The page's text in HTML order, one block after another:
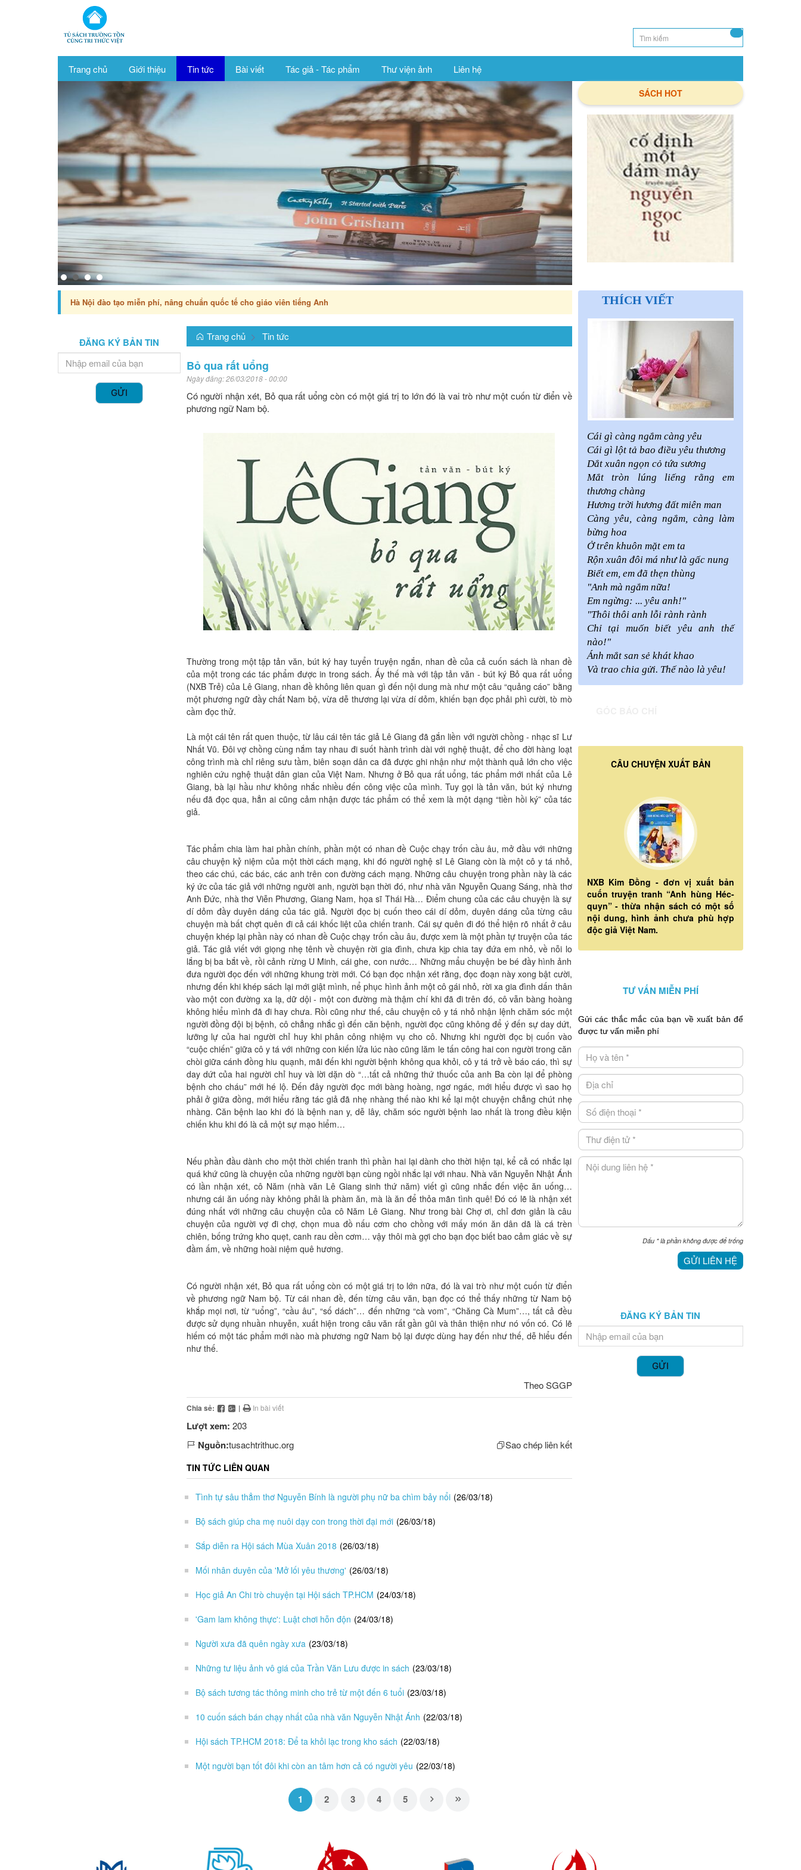
Trang chủ Giới thiệu Tin tức Bài viết Tác giả - Tác phẩm Thư viện ảnh Liên hệ
SÁCH HOT
Hà Nội đào tạo miễn phí, nâng chuẩn quốc tế cho giáo viên tiếng Anh Cân nhắc lùi thời gian tựu trường sát ngày khai giảng 5-
Trang chủ Tin tức
Bỏ qua rất uổng
Ngày đăng:26/03/2018 - 00:00
Có người nhận xét, Bỏ qua rất uổng còn có một giá trị to lớn đó là vai trò như một cuốn từ điển về
phương ngữ Nam bộ.
Thường trong một tập tản văn, bút ký hay tuyển truyện ngắn, nhan đề của cả cuốn sách là nhan đề
của một trong các tác phẩm được in trong sách. Ấy thế mà với tập tản văn - bút ký Bỏ qua rất uổng
(NXB Trẻ) của Lê Giang, nhan đề không liên quan gì đến nội dung mà như một câu “quảng cáo” bằng
một phương ngữ đầy chất Nam bộ, vừa dễ thương lại vừa dí dỏm, khiến bạn đọc phải phì cười, tò mò
cầm đọc thử.
Là một cái tên rất quen thuộc, từ lâu cái tên tác giả Lê Giang đã gắn liền với người chồng - nhạc sĩ Lư
Nhất Vũ. Đôi vợ chồng cùng nắm tay nhau đi suốt hành trình dài với nghệ thuật, để cho đời hàng loạt
công trình mà chỉ riêng sưu tầm, biên soạn dân ca đã được ghi nhận như một thành quả lớn cho việc
nghiên cứu nghệ thuật dân gian của Việt Nam. Nhưng ở Bỏ qua rất uổng, tác phẩm mới nhất của Lê
Giang, bà lại hầu như không nhắc nhiều đến công việc của mình. Tuy gọi là tản văn, bút ký nhưng
nếu đã đọc qua, hẳn ai cũng cảm nhận được tác phẩm có thể xem là một dạng “tiền hồi ký” của tác
giả.
Tác phẩm chia làm hai phần chính, phần một có nhan đề Cuộc chạy trốn cầu âu, mở đầu với những
câu chuyện kỷ niệm của một thời cách mạng, khi đó người nghệ sĩ Lê Giang còn là một cô y tá nhỏ,
theo các chú, các bác, các anh trên con đường cách mạng. Những câu chuyện trong phần này là các
ký ức của tác giả với những người anh, người bạn thời đó, như nhà văn Nguyễn Quang Sáng, nhà thơ
Anh Đức, nhà thơ Viễn Phương, Giang Nam, họa sĩ Thái Hà… Điểm chung của các câu chuyện là sự
dí dỏm đầy duyên dáng của tác giả. Người đọc bị cuốn theo cái dí dỏm, duyên dáng của từng câu
chuyện mà bất chợt quên đi cả cái khốc liệt của chiến tranh. Cái sự quên đi đó thể hiện rõ nhất ở câu
chuyện khép lại phần này có nhan đề Cuộc chạy trốn cầu âu, được xem là một phần tự truyện của tác
giả. Tác giả viết với giọng nhẹ tênh về chuyện rời gia đình, chưa kịp chia tay đứa em nhỏ, về nỗi lo
lắng bị ba bắt về, rồi cảnh rừng U Minh, cái ghe, con nước… Những mẩu chuyện be bé đầy hình ảnh
đưa người đọc đến với những khung trời mới. Có bạn đọc nhận xét rằng, đọc đoạn này xong bật cười,
nhưng đến khi khép sách lại mới giật mình, nể phục hình ảnh một cô gái nhỏ, rời xa gia đình dấn thân
vào một con đường xa lạ, dữ dội - một con đường mà thậm chí khi đã đi trên đó, cô vẫn bàng hoàng
không hiểu mình đã đi hay chưa. Rồi cũng như thế, câu chuyện cô y tá nhỏ nhận lệnh chăm sóc một
người đồng đội bị bệnh, cô chẳng nhắc gì đến căn bệnh, người đọc cũng không để ý đến sự day dứt,
lưỡng lự của hai người chỉ huy khi phân công nhiệm vụ cho cô. Nhưng khi người đọc bị cuốn vào
“cuộc chiến” giữa cô y tá với những con kiến lửa lúc nào cũng lăm le tấn công hai con người trong căn
chòi giữa cánh đồng hiu quạnh, mãi đến khi người bệnh không qua khỏi, cô y tá trở về báo cáo, thì sự
day dứt của hai người chỉ huy và lời dặn dò “…tất cả những thứ thuốc của anh Ba còn lại để phòng
bệnh cho cháu” mới hé lộ. Đến đây người đọc mới bàng hoàng, ngơ ngác, mới hiểu được vì sao họ
phải ở giữa đồng, mới hiểu rằng tác giả đã nhẹ nhàng thế nào khi kể lại một chuyện chẳng chút nhẹ
nhàng. Căn bệnh lao khi đó là bệnh nan y, dễ lây, chăm sóc người bệnh lao nhất là trong điều kiện
chiến khu khi đó là cả một sự mạo hiểm…
Nếu phần đầu dành cho một thời chiến tranh thì phần hai lại dành cho thời hiện tại, kể cả có nhắc lại
quá khứ cũng là chuyện của những người bạn cùng ngồi nhắc lại với nhau. Nhà văn Nguyễn Nhật Ánh
có lần nhận xét, cô Năm (nhà văn Lê Giang sinh thứ năm) viết gì cũng nhắc đến việc ăn uống…
nhưng cái ăn uống này không phải là phàm ăn, mà là ăn để thỏa mãn tình quê! Đó có lẽ là nhận xét
đúng nhất với những câu chuyện của cô Năm Lê Giang. Như trong bài Chợ ơi, chỉ đơn giản là câu
chuyện của người vợ đi chợ, chọn mua đồ nấu cơm cho chồng với mấy món ăn dân dã là cá trèn
chiên, bống trứng kho quẹt, canh rau dền cơm… vậy thôi mà gợi cho bạn đọc biết bao cảm giác về sự
đầm ấm, về những hoài niệm quê hương.
Có người nhận xét, Bỏ qua rất uổng còn có một giá trị to lớn nữa, đó là vai trò như một cuốn từ điển
về phương ngữ Nam bộ. Từ cái nhan đề, đến từng câu văn, bạn đọc có thể thấy những từ Nam bộ
khắp mọi nơi, từ “uổng”, “cầu âu”, “số dách”… đến những “cà vom”, “Chăng Cà Mum”…, tất cả đều
được sử dụng nhuần nhuyễn, xuất hiện trong câu văn rất gần gũi và thân thiện như nó vốn có. Có lẽ
hiếm có một tác phẩm mới nào mà phương ngữ Nam bộ lại được dùng hay đến như thế, dễ hiểu đến
như thế.
Theo SGGP
Chia sẻ: | In bài viết
Lượt xem: 203
Nguồn:tusachtrithuc.org Sao chép liên kết
TIN TỨC LIÊN QUAN
Tình tự sâu thẳm thơ Nguyễn Bính là người phụ nữ ba chìm bảy nổi (26/03/18)
Bộ sách giúp cha mẹ nuôi dạy con trong thời đại mới (26/03/18)
Sắp diễn ra Hội sách Mùa Xuân 2018 (26/03/18)
Mối nhân duyên của 'Mở lối yêu thương' (26/03/18)
Học giả An Chi trò chuyện tại Hội sách TP.HCM (24/03/18)
'Gam lam không thực': Luật chơi hỗn độn (24/03/18)
Người xưa đã quên ngày xưa (23/03/18)
Những tư liệu ảnh vô giá của Trần Văn Lưu được in sách (23/03/18)
Bộ sách tương tác thông minh cho trẻ từ một đến 6 tuổi (23/03/18)
10 cuốn sách bán chạy nhất của nhà văn Nguyễn Nhật Ánh (22/03/18)
Hội sách TP.HCM 2018: Để ta khỏi lạc trong kho sách (22/03/18)
Một người bạn tốt đôi khi còn an tâm hơn cả có người yêu (22/03/18)
1 2 3 4 5
ĐĂNG KÝ BẢN TIN
GỬI
THÍCH VIẾT
Cái gì càng ngắm càng yêu
Cái gì lột tả bao điều yêu thương
Dắt xuân ngọn cỏ tứa sương
Mắt tròn lúng liếng rằng em
thương chàng
Hương trời hương đất miên man
Càng yêu, càng ngắm, càng làm
bừng hoa
Ở trên khuôn mặt em ta
Rộn xuân đôi má như là gấc nung
Biết em, em đã thẹn thùng
"Anh mà ngắm nữa!
Em ngừng: ... yêu anh!"
"Thôi thôi anh lỗi rành rành
Chỉ tại muốn biết yêu anh thế
nào!"
Ánh mắt san sẻ khát khao
Và trao chia gửi. Thế nào là yêu!
CÂU CHUYỆN XUẤT BẢN
NXB Kim Đồng - đơn vị xuất bản
cuốn truyện tranh “Anh hùng Héc-
quyn” - thừa nhận sách có một số
nội dung, hình ảnh chưa phù hợp
độc giả Việt Nam.
TƯ VẤN MIỄN PHÍ
Gửi các thắc mắc của bạn về xuất bản để
được tư vấn miễn phí
Dấu *là phần không được để trống
GỬI LIÊN HỆ
ĐĂNG KÝ BẢN TIN
GỬI